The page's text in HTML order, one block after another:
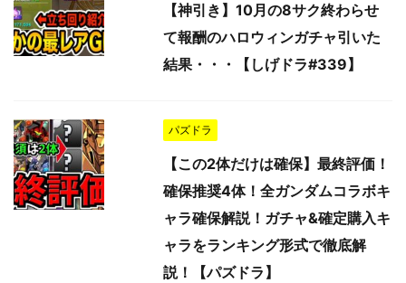
【神引き】10月の8サク終わらせ
て報酬のハロウィンガチャ引いた
結果・・・【しげドラ#339】
パズドラ
【この2体だけは確保】最終評価！
確保推奨4体！全ガンダムコラボキ
ャラ確保解説！ガチャ&確定購入キ
ャラをランキング形式で徹底解
説！【パズドラ】